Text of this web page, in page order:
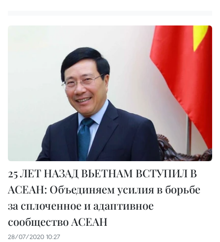
25 ЛЕТ НАЗАД ВЬЕТНАМ ВСТУПИЛ В
АСЕАН: Объединяем усилия в борьбе
за сплоченное и адаптивное
сообщество АСЕАН
28/07/2020 10:27